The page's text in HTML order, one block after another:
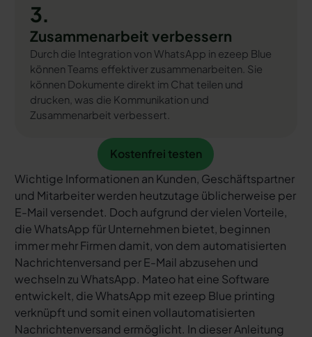
3.
Zusammenarbeit verbessern
Durch die Integration von WhatsApp in ezeep Blue
können Teams effektiver zusammenarbeiten. Sie
können Dokumente direkt im Chat teilen und
drucken, was die Kommunikation und
Zusammenarbeit verbessert.
Kostenfrei testen
Kostenfrei testen
Wichtige Informationen an Kunden, Geschäftspartner
und Mitarbeiter werden heutzutage üblicherweise per
E-Mail versendet. Doch aufgrund der vielen Vorteile,
die WhatsApp für Unternehmen bietet, beginnen
immer mehr Firmen damit, von dem automatisierten
Nachrichtenversand per E-Mail abzusehen und
wechseln zu WhatsApp. Mateo hat eine Software
entwickelt, die WhatsApp mit ezeep Blue printing
verknüpft und somit einen vollautomatisierten
Nachrichtenversand ermöglicht. In dieser Anleitung